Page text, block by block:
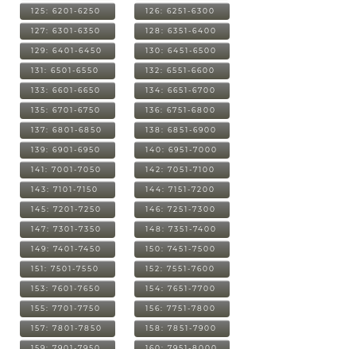
125: 6201-6250 126: 6251-6300
127: 6301-6350 128: 6351-6400
129: 6401-6450 130: 6451-6500
131: 6501-6550 132: 6551-6600
133: 6601-6650 134: 6651-6700
135: 6701-6750 136: 6751-6800
137: 6801-6850 138: 6851-6900
139: 6901-6950 140: 6951-7000
141: 7001-7050 142: 7051-7100
143: 7101-7150 144: 7151-7200
145: 7201-7250 146: 7251-7300
147: 7301-7350 148: 7351-7400
149: 7401-7450 150: 7451-7500
151: 7501-7550 152: 7551-7600
153: 7601-7650 154: 7651-7700
155: 7701-7750 156: 7751-7800
157: 7801-7850 158: 7851-7900